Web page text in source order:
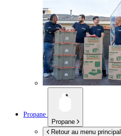
Propane
Propane
Retour au menu principal